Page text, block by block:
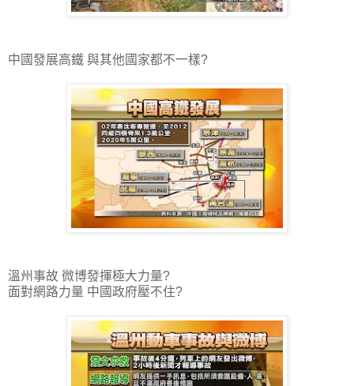
中國發展高鐵 與其他國家都不一樣?
溫州事故 微博發揮極大力量?
面對網路力量 中國政府壓不住?